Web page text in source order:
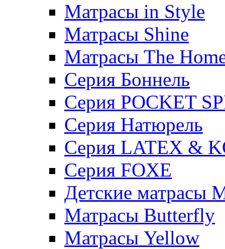
Матрасы in Style
Матрасы Shine
Матрасы The
Серия Боннель
Серия POCKET
Серия Натюрель
Серия LATEX &
Серия FOXE
Детские матрасы
Матрасы Butterfly
Матрасы Yellow